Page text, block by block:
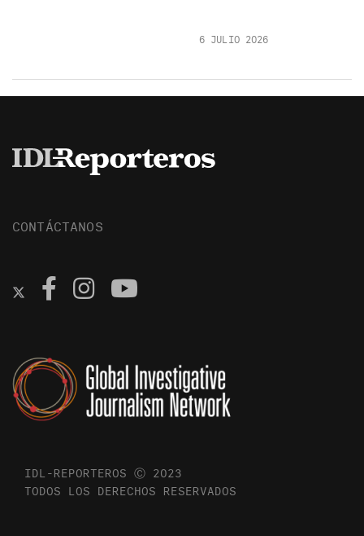
6 JULIO 2026
CONTÁCTANOS
IDL-REPORTEROS Ⓒ 2023
TODOS LOS DERECHOS RESERVADOS